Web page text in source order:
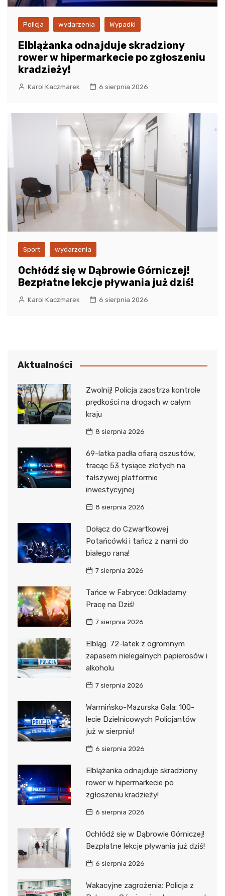
Policja wydarzenia Wypadki
Elblążanka odnajduje skradziony
rower w hipermarkecie po zgłoszeniu
kradzieży!
Karol Kaczmarek 6 sierpnia 2026
Sport wydarzenia
Ochłódź się w Dąbrowie Górniczej!
Bezpłatne lekcje pływania już dziś!
Karol Kaczmarek 6 sierpnia 2026
Aktualności
Zwolnij! Policja zaostrza kontrole
prędkości na drogach w całym
kraju
8 sierpnia 2026
69-latka padła ofiarą oszustów,
tracąc 53 tysiące złotych na
fałszywej platformie
inwestycyjnej
8 sierpnia 2026
Dołącz do Czwartkowej
Potańcówki i tańcz z nami do
białego rana!
7 sierpnia 2026
Tańce w Fabryce: Odkładamy
Pracę na Dziś!
7 sierpnia 2026
Elbląg: 72-latek z ogromnym
zapasem nielegalnych papierosów i
alkoholu
7 sierpnia 2026
Warmińsko-Mazurska Gala: 100-
lecie Dzielnicowych Policjantów
już w sierpniu!
6 sierpnia 2026
Elblążanka odnajduje skradziony
rower w hipermarkecie po
zgłoszeniu kradzieży!
6 sierpnia 2026
Ochłódź się w Dąbrowie Górniczej!
Bezpłatne lekcje pływania już dziś!
6 sierpnia 2026
Wakacyjne zagrożenia: Policja z